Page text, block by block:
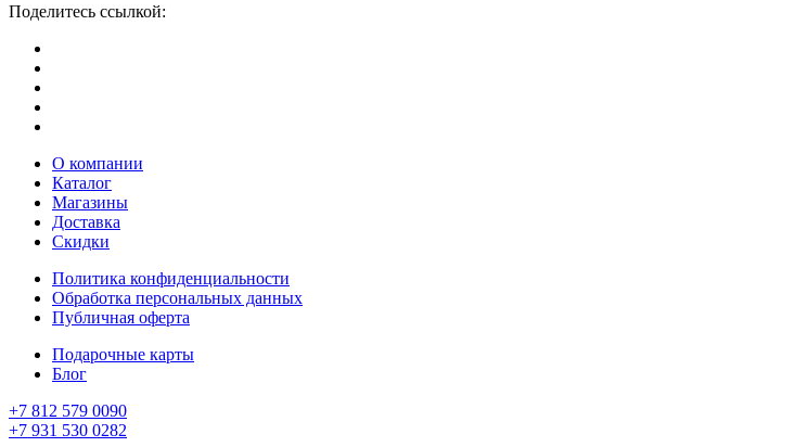
Поделитесь ссылкой:
О компании
Каталог
Магазины
Доставка
Скидки
Политика конфиденциальности
Обработка персональных данных
Публичная оферта
Подарочные карты
Блог
+7 812 579 0090
+7 931 530 0282